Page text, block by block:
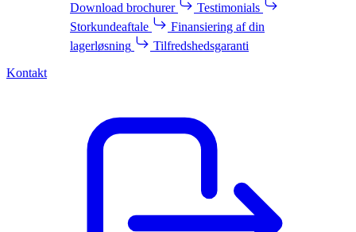
Download brochurer
Testimonials
Storkundeaftale
Finansiering af din
lagerløsning
Tilfredshedsgaranti
Kontakt